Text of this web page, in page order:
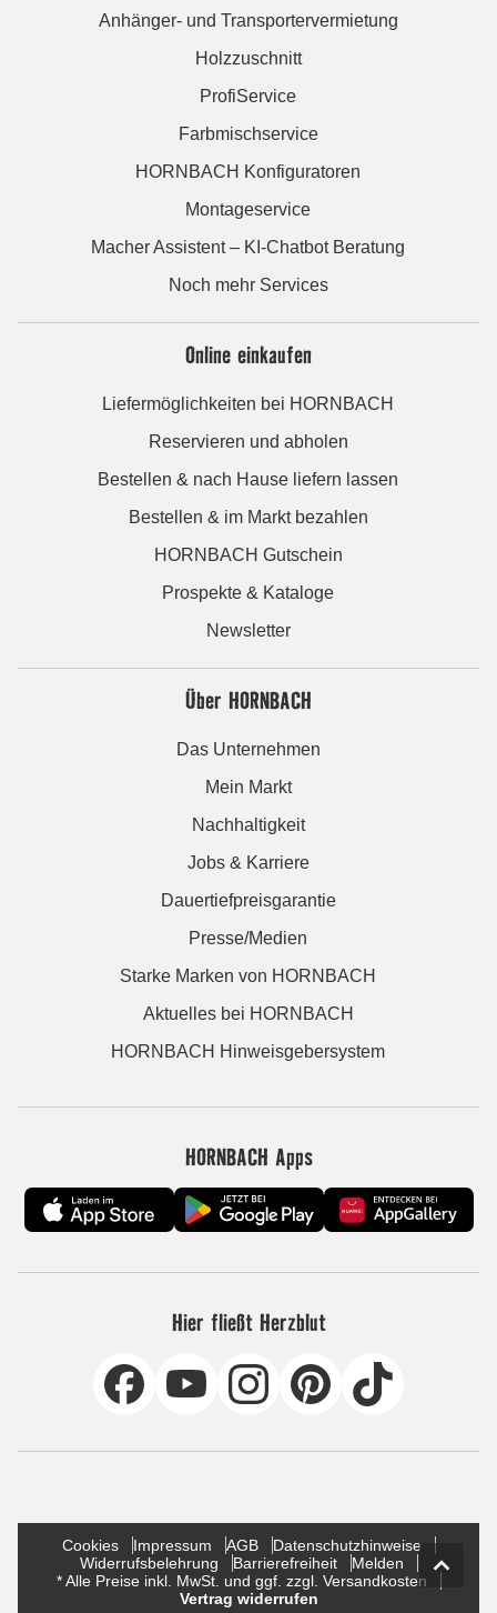
Anhänger- und Transportervermietung
Holzzuschnitt
ProfiService
Farbmischservice
HORNBACH Konfiguratoren
Montageservice
Macher Assistent – KI-Chatbot Beratung
Noch mehr Services
Online einkaufen
Liefermöglichkeiten bei HORNBACH
Reservieren und abholen
Bestellen & nach Hause liefern lassen
Bestellen & im Markt bezahlen
HORNBACH Gutschein
Prospekte & Kataloge
Newsletter
Über HORNBACH
Das Unternehmen
Mein Markt
Nachhaltigkeit
Jobs & Karriere
Dauertiefpreisgarantie
Presse/Medien
Starke Marken von HORNBACH
Aktuelles bei HORNBACH
HORNBACH Hinweisgebersystem
HORNBACH Apps
Hier fließt Herzblut
Cookies Impressum AGB
Datenschutzhinweise
Widerrufsbelehrung
Barrierefreiheit
Melden
* Alle Preise inkl. MwSt. und ggf. zzgl. Versandkosten
Vertrag widerrufen